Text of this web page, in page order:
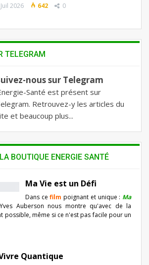
2026 642 0
TELEGRAM
nous sur Telegram
Santé est présent sur
Retrouvez-y les articles du
et beaucoup plus...
BOUTIQUE ENERGIE SANTÉ
Ma Vie est un Défi
Dans cefilm poignant et unique : Ma
Auberson nous montre qu'avec de la
possible, même si ce n'est pas facile pour un
Quantique